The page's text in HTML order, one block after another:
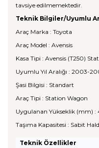
tavsiye edilmemektedir.
Teknik Bilgiler/Uyumlu
Araç Marka : Toyota
Araç Model : Avensis
Kasa Tipi : Avensis (T250)
Uyumlu Yıl Aralığı : 2003-
Şasi Bilgisi : Standart
Araç Tipi : Station Wagon
Uygulanan Yükseklik (mm) :
Taşıma Kapasitesi : Sabit
Teknik Özellikler